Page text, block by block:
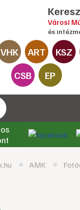
Városi
és
VHK ART KSZ
CSB
EP
AMK